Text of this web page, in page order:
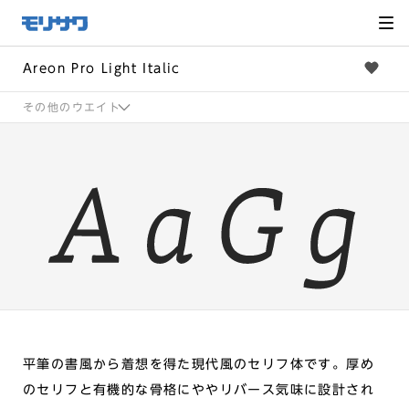
メ
ニュー
飛ばし
へ移動
Areon Pro Light Italic
その他のウエイト
平筆の書風から着想を得た現代風のセリフ体です。厚め
のセリフと有機的な骨格にややリバース気味に設計され